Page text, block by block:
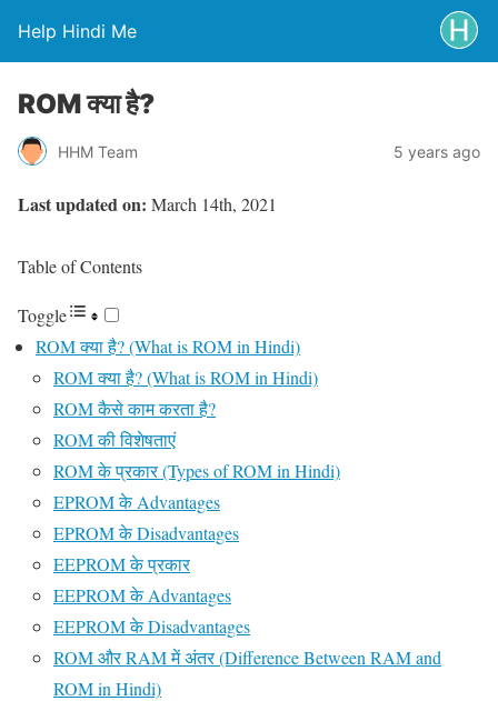
Help Hindi Me
ROM क्या है?
HHM Team 5 years ago
Last updated on: March 14th, 2021
Table of Contents
Toggle
ROM क्या है? (What is ROM in Hindi)
ROM क्या है? (What is ROM in Hindi)
ROM कैसे काम करता है?
ROM की विशेषताएं
ROM के प्रकार (Types of ROM in Hindi)
EPROM के Advantages
EPROM के Disadvantages
EEPROM के प्रकार
EEPROM के Advantages
EEPROM के Disadvantages
ROM और RAM में अंतर (Difference Between RAM and
ROM in Hindi)